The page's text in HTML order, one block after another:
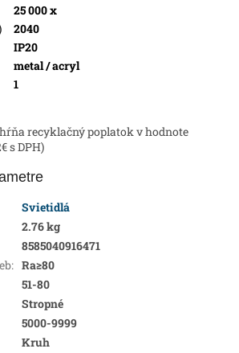
25 000 x
2040
IP20
metal / acryl
1
recyklačný poplatok v hodnote
s DPH)
Svietidlá
2.76 kg
8585040916471
: Ra≥80
51-80
Stropné
5000-9999
Kruh